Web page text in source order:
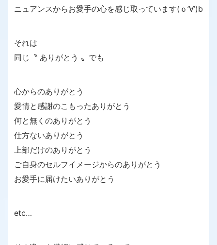
ニュアンスからお愛手の心を感じ取っています(ｏ’∀’)b
それは
同じ〝 ありがとう 〟でも
心からのありがとう
愛情と感謝のこもったありがとう
何と無くのありがとう
仕方ないありがとう
上部だけのありがとう
ご自身のセルフイメージからのありがとう
お愛手に届けたいありがとう
etc…